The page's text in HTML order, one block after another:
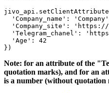
'Company_name':
'Company_site':
'Telegram_chanel':
  'Age': 42
Note: for an attribute of the
quotation marks), and for an
is a number (without quotation